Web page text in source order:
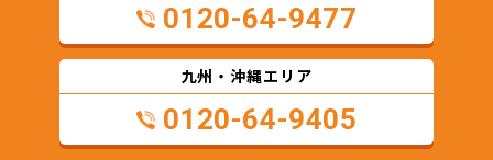
0120-64-9477
九州・沖縄エリア
0120-64-9405